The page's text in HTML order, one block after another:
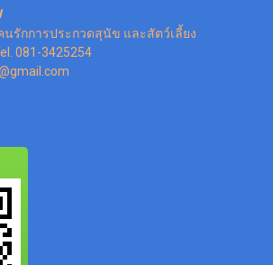
นรักการประกวดสุนัข และสัตว์เลี้ยง
081-3425254